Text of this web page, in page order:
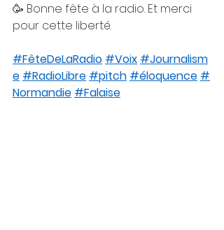
🥳 Bonne fête à la radio. Et merci
pour cette liberté.
#FêteDeLaRadio #Voix #Journalism
e #RadioLibre #pitch #éloquence #
Normandie #Falaise